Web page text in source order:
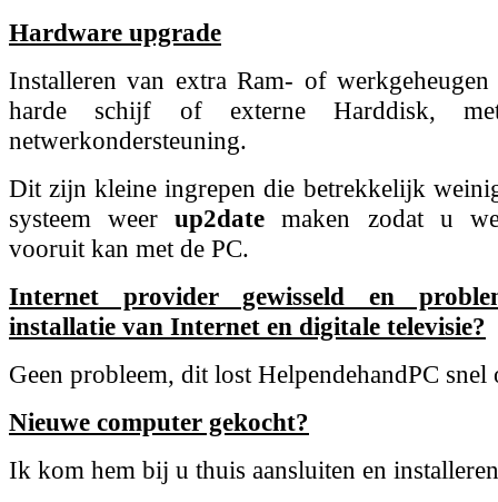
Hardware upgrade
Installeren van extra Ram- of
harde schijf of externe Harddisk,
netwerkondersteuning.
Dit zijn kleine ingrepen die betrekkelijk
systeem weerup2date maken zodat u
vooruit kan met de PC.
Internet provider gewisseld en
installatie van Internet en digitale televisie?
Geen probleem, dit lost HelpendehandPC snel
Nieuwe computer gekocht?
Ik kom hem bij u thuis aansluiten en